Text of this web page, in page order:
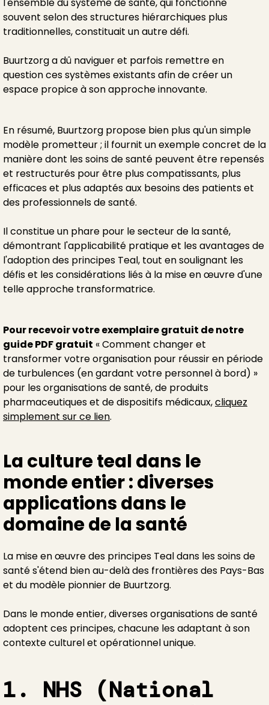
souvent selon des structures hiérarchiques plus
traditionnelles, constituait un autre défi.
Buurtzorg a dû naviguer et parfois remettre en
question ces systèmes existants afin de créer un
espace propice à son approche innovante.
En résumé, Buurtzorg propose bien plus qu'un simple
modèle prometteur ; il fournit un exemple concret de la
manière dont les soins de santé peuvent être repensés
et restructurés pour être plus compatissants, plus
efficaces et plus adaptés aux besoins des patients et
des professionnels de santé.
Il constitue un phare pour le secteur de la santé,
démontrant l'applicabilité pratique et les avantages de
l'adoption des principes Teal, tout en soulignant les
défis et les considérations liés à la mise en œuvre d'une
telle approche transformatrice.
Pour recevoir votre exemplaire gratuit de notre
guide PDF gratuit « Comment changer et
transformer votre organisation pour réussir en période
de turbulences (en gardant votre personnel à bord) »
pour les organisations de santé, de produits
pharmaceutiques et de dispositifs médicaux,cliquez
simplement sur ce lien.
La culture teal dans le
monde entier : diverses
applications dans le
domaine de la santé
La mise en œuvre des principes Teal dans les soins de
santé s'étend bien au-delà des frontières des Pays-Bas
et du modèle pionnier de Buurtzorg.
Dans le monde entier, diverses organisations de santé
adoptent ces principes, chacune les adaptant à son
contexte culturel et opérationnel unique.
1. NHS (National